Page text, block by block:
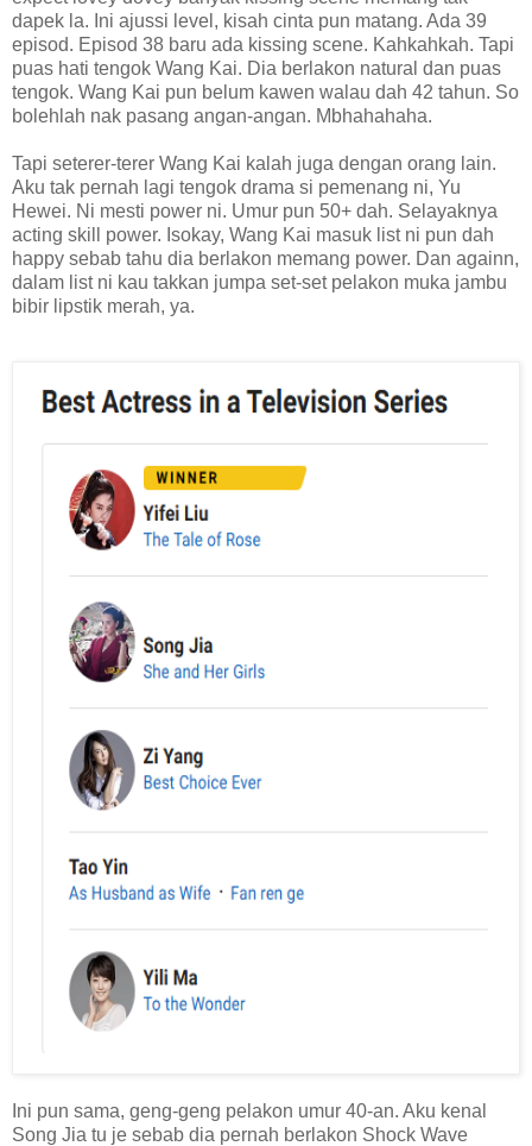
dapek la. Ini ajussi level, kisah cinta pun matang. Ada 39
episod. Episod 38 baru ada kissing scene. Kahkahkah. Tapi
puas hati tengok Wang Kai. Dia berlakon natural dan puas
tengok. Wang Kai pun belum kawen walau dah 42 tahun. So
bolehlah nak pasang angan-angan. Mbhahahaha.
Tapi seterer-terer Wang Kai kalah juga dengan orang lain.
Aku tak pernah lagi tengok drama si pemenang ni, Yu
Hewei. Ni mesti power ni. Umur pun 50+ dah. Selayaknya
acting skill power. Isokay, Wang Kai masuk list ni pun dah
happy sebab tahu dia berlakon memang power. Dan againn,
dalam list ni kau takkan jumpa set-set pelakon muka jambu
bibir lipstik merah, ya.
Ini pun sama, geng-geng pelakon umur 40-an. Aku kenal
Song Jia tu je sebab dia pernah berlakon Shock Wave